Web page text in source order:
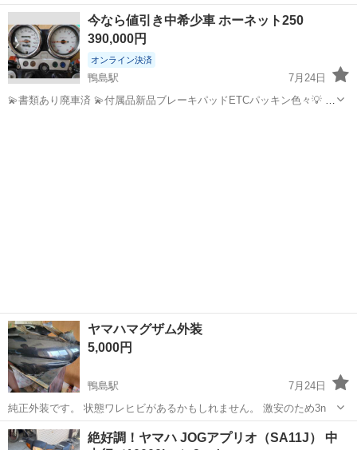
日：７月２４日 商品名：メガパワー バイクバッテリー MT7B-4 メン
テナンスフリー シグナスX 型式 SE44J / 初期 マジェステ...
徳島 鳴門市 鳴門駅 その他 バッテリー
今なら値引き中希少車 ホーネット250
390,000円
オンライン決済
鴨島駅
7月24日
💫書類あり廃車済 💫付属品新品ブレーキパッドETCパッキン色々💡 💫
ヤマハマグザム外装
5,000円
鴨島駅
7月24日
純正外装です。 状態ワレヒビがあるかもしれません。 激安のため3n
徳島 阿波市 鴨島駅
絶好調！ヤマハ JOGアプリオ（SA11J） 中